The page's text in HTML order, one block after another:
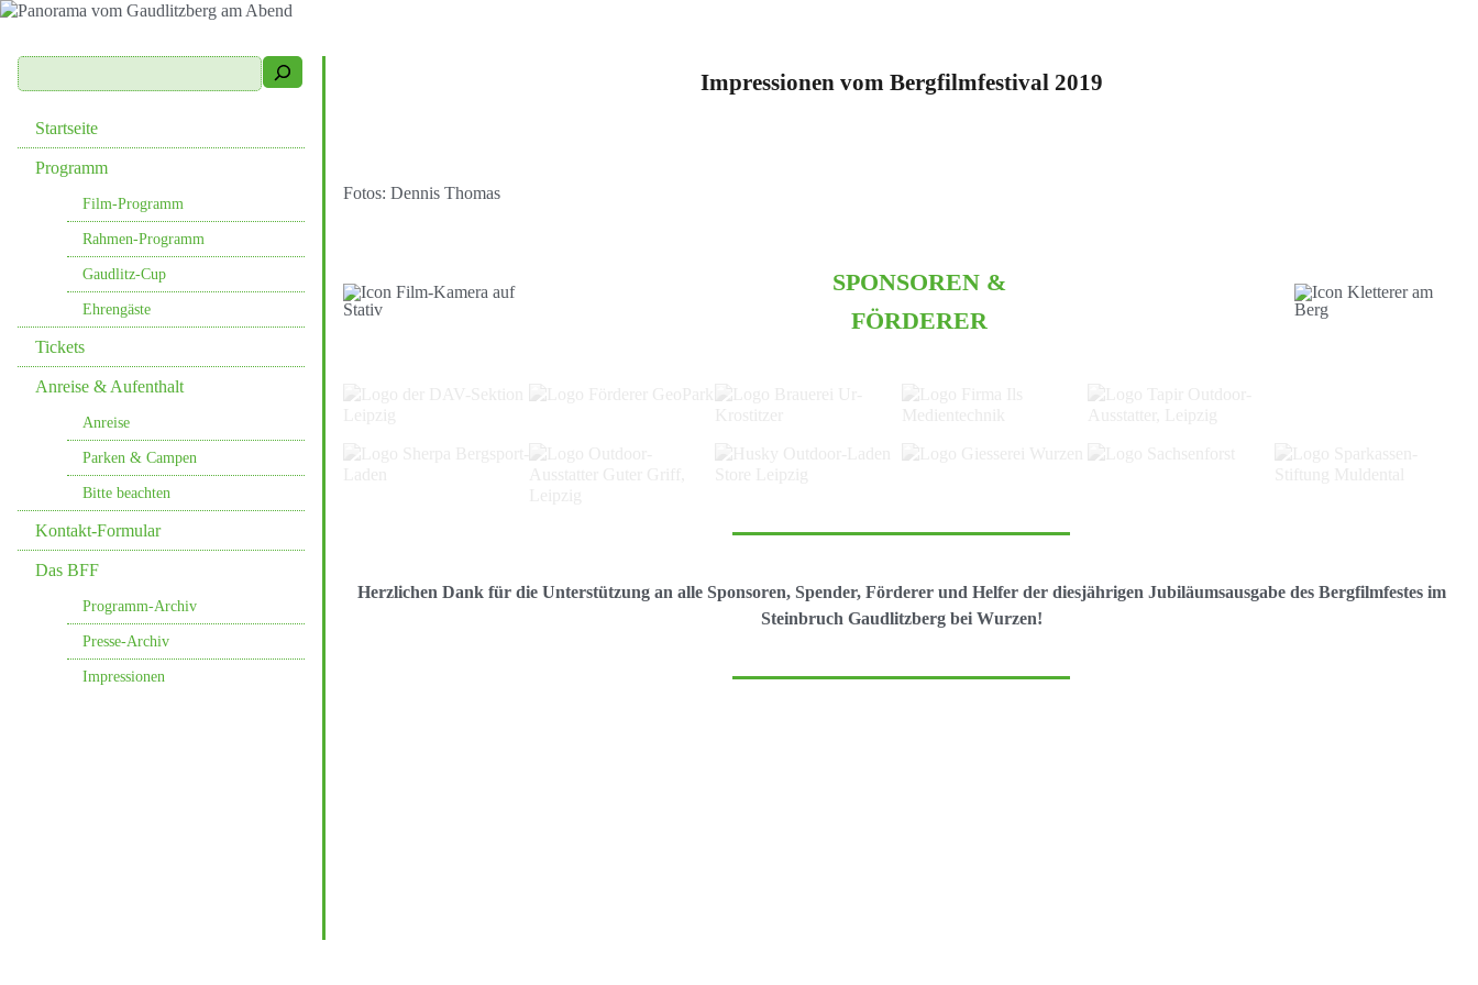
Startseite
Programm
Film-Programm
Rahmen-Programm
Gaudlitz-Cup
Ehrengäste
Tickets
Anreise & Aufenthalt
Anreise
Parken & Campen
Bitte beachten
Kontakt-Formular
Das BFF
Programm-Archiv
Presse-Archiv
Impressionen
Impressionen vom Bergfilmfestival 2019
Fotos: Dennis Thomas
SPONSOREN &
FÖRDERER
Herzlichen Dank für die Unterstützung an alle Sponsoren, Spender, Förderer und Helfer der diesjährigen Jubiläumsausgabe des Bergfilmfestes im
Steinbruch Gaudlitzberg bei Wurzen!